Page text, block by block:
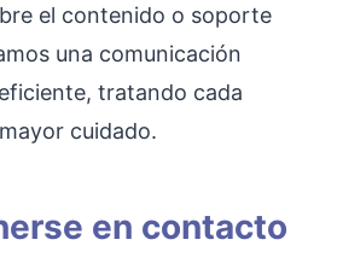
el contenido o soporte
una comunicación
tratando cada
cuidado.
en contacto